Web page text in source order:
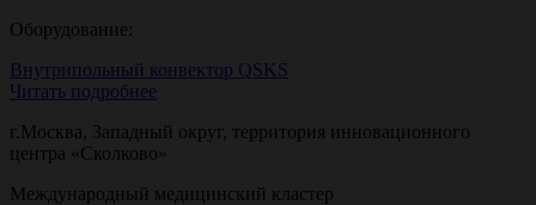
Оборудование:
Внутрипольный конвектор QSKS
Читать подробнее
г.Москва, Западный округ, территория инновационного
центра «Сколково»
Международный медицинский кластер